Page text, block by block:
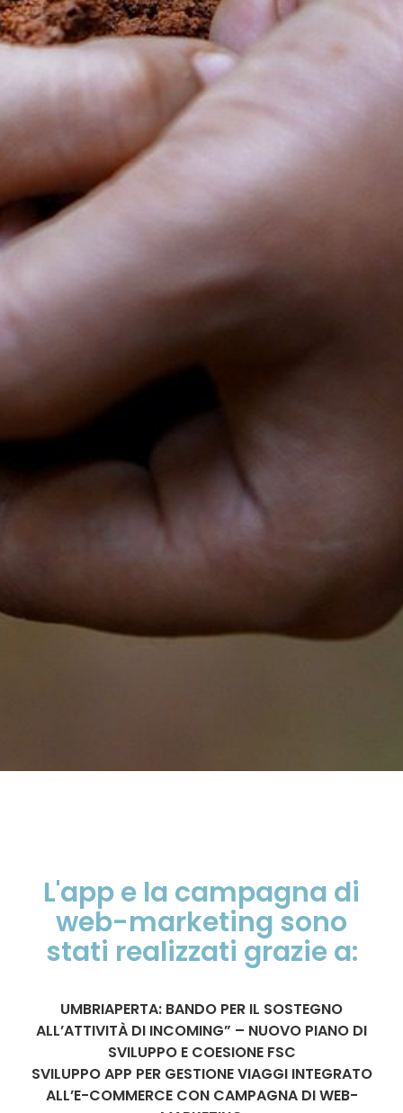
L'app e la campagna di
web-marketing sono
stati realizzati grazie a:
UMBRIAPERTA: BANDO PER IL SOSTEGNO
ALL’ATTIVITÀ DI INCOMING” – NUOVO PIANO DI
SVILUPPO E COESIONE FSC
SVILUPPO APP PER GESTIONE VIAGGI INTEGRATO
ALL’E-COMMERCE CON CAMPAGNA DI WEB-